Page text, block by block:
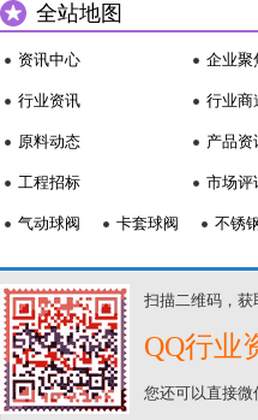
全站地图
资讯中心
行业资讯
原料动态
工程招标
企业聚
行业商
产品资
市场评
气动球阀 卡套球阀 不锈
扫描二维码，
QQ行业
您还可以直接微